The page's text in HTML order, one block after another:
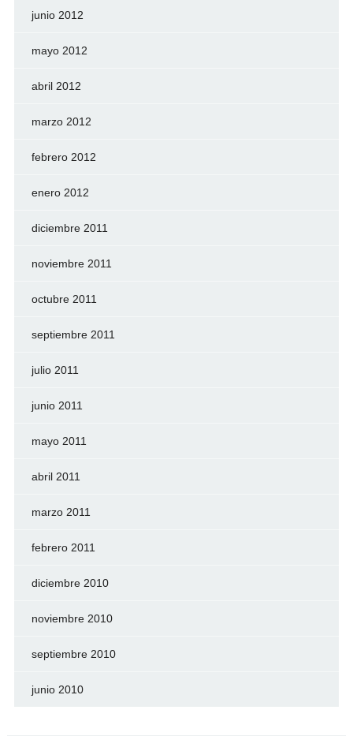
junio 2012
mayo 2012
abril 2012
marzo 2012
febrero 2012
enero 2012
diciembre 2011
noviembre 2011
octubre 2011
septiembre 2011
julio 2011
junio 2011
mayo 2011
abril 2011
marzo 2011
febrero 2011
diciembre 2010
noviembre 2010
septiembre 2010
junio 2010